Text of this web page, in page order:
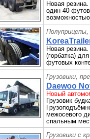
Новая
один 40-
Новая
(горбатка)
футовых
Грузовики,
Daewoo
Новый
Грузовик
межосевого
спальным
Грузовики с